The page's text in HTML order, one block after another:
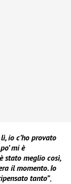
io c’ho provato
mi è
stato meglio così,
il momento. Io
tanto”,